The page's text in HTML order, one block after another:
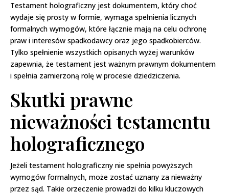
Testament holograficzny jest dokumentem, który choć
wydaje się prosty w formie, wymaga spełnienia licznych
formalnych wymogów, które łącznie mają na celu ochronę
praw i interesów spadkodawcy oraz jego spadkobierców.
Tylko spełnienie wszystkich opisanych wyżej warunków
zapewnia, że testament jest ważnym prawnym dokumentem
i spełnia zamierzoną rolę w procesie dziedziczenia.
Skutki prawne
nieważności testamentu
holograficznego
Jeżeli testament holograficzny nie spełnia powyższych
wymogów formalnych, może zostać uznany za nieważny
przez sąd. Takie orzeczenie prowadzi do kilku kluczowych